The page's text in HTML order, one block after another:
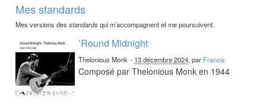
Mes standards
Mes versions desstandardsqui m’accompagnent et me poursuivent.
’Round Midnight
Thelonious Monk - 13 décembre 2024, par Francis
Composé par Thelonious Monk en 1944